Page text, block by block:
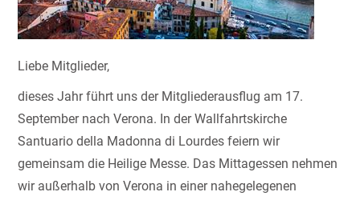
Liebe Mitglieder,
dieses Jahr führt uns der Mitgliederausflug am 17.
September nach Verona. In der Wallfahrtskirche
Santuario della Madonna di Lourdes feiern wir
gemeinsam die Heilige Messe. Das Mittagessen nehmen
wir außerhalb von Verona in einer nahegelegenen